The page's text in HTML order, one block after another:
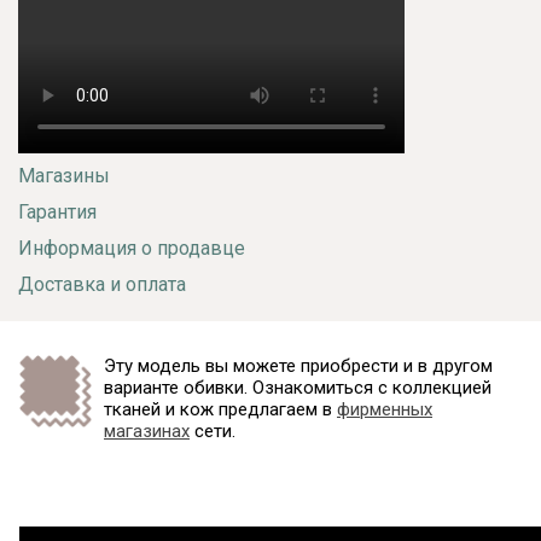
Магазины
Гарантия
Информация о продавце
Доставка и оплата
Эту модель вы можете приобрести и в другом
варианте обивки. Ознакомиться с коллекцией
тканей и кож предлагаем в фирменных
магазинах сети.